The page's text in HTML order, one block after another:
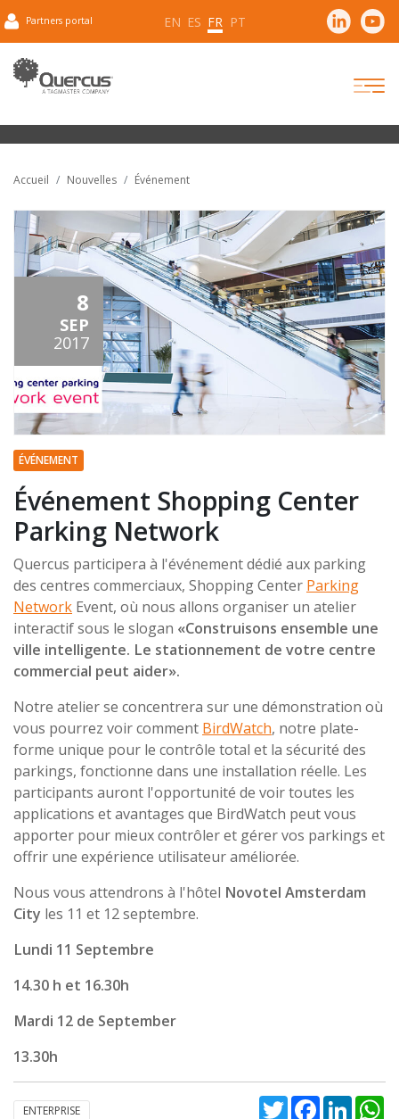
Partners portal EN ES FR PT
Accueil Nouvelles Événement
8
SEP
2017
ÉVÉNEMENT
Événement Shopping Center
Parking Network
Quercus participera à l'événement dédié aux parking
des centres commerciaux, Shopping Center Parking
Network Event, où nous allons organiser un atelier
interactif sous le slogan «Construisons ensemble une
ville intelligente. Le stationnement de votre centre
commercial peut aider».
Notre atelier se concentrera sur une démonstration où
vous pourrez voir comment BirdWatch, notre plate-
forme unique pour le contrôle total et la sécurité des
parkings, fonctionne dans une installation réelle. Les
participants auront l'opportunité de voir toutes les
applications et avantages que BirdWatch peut vous
apporter pour mieux contrôler et gérer vos parkings et
offrir une expérience utilisateur améliorée.
Nous vous attendrons à l'hôtel Novotel Amsterdam
City les 11 et 12 septembre.
Lundi 11 Septembre
14.30 h et 16.30h
Mardi 12 de September
13.30h
ENTERPRISE TwitterFacebook